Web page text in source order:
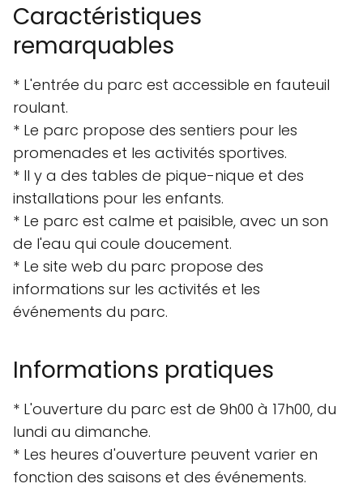
Caractéristiques
remarquables
* L'entrée du parc est accessible en fauteuil
roulant.
* Le parc propose des sentiers pour les
promenades et les activités sportives.
* Il y a des tables de pique-nique et des
installations pour les enfants.
* Le parc est calme et paisible, avec un son
de l'eau qui coule doucement.
* Le site web du parc propose des
informations sur les activités et les
événements du parc.
Informations pratiques
* L'ouverture du parc est de 9h00 à 17h00, du
lundi au dimanche.
* Les heures d'ouverture peuvent varier en
fonction des saisons et des événements.